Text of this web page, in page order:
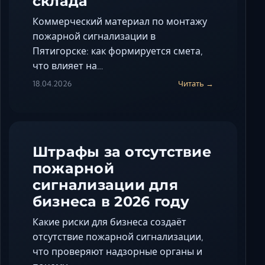
Коммерческий материал по монтажу
пожарной сигнализации в
Пятигорске: как формируется смета,
что влияет на…
18.04.2026 Читать →
Штрафы за отсутствие
пожарной
сигнализации для
бизнеса в 2026 году
Какие риски для бизнеса создаёт
отсутствие пожарной сигнализации,
что проверяют надзорные органы и